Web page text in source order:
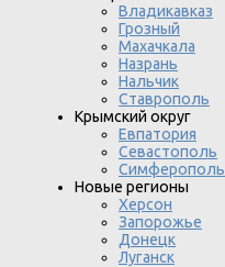
Владикавказ
Грозный
Махачкала
Назрань
Нальчик
Ставрополь
Крымский округ
Евпатория
Севастополь
Симферополь
Новые регионы
Херсон
Запорожье
Донецк
Луганск